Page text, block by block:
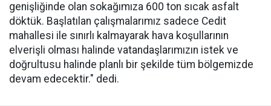
genişliğinde olan sokağımıza 600 ton sıcak asfalt
döktük. Başlatılan çalışmalarımız sadece Cedit
mahallesi ile sınırlı kalmayarak hava koşullarının
elverişli olması halinde vatandaşlarımızın istek ve
doğrultusu halinde planlı bir şekilde tüm bölgemizde
devam edecektir." dedi.